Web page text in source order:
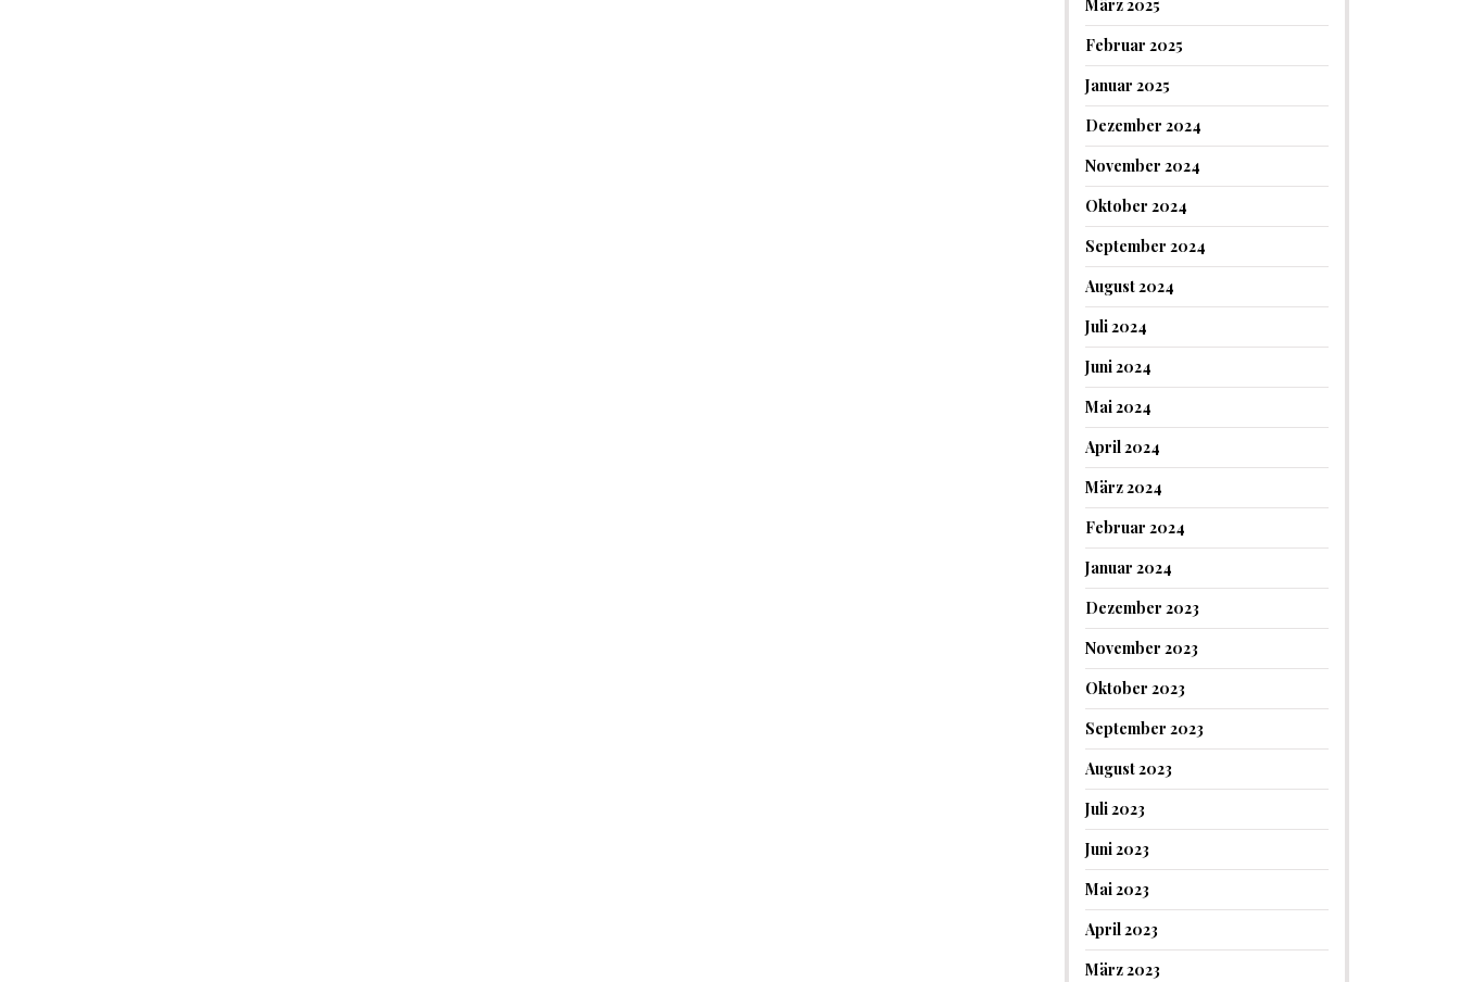
März 2025
Februar 2025
Januar 2025
Dezember 2024
November 2024
Oktober 2024
September 2024
August 2024
Juli 2024
Juni 2024
Mai 2024
April 2024
März 2024
Februar 2024
Januar 2024
Dezember 2023
November 2023
Oktober 2023
September 2023
August 2023
Juli 2023
Juni 2023
Mai 2023
April 2023
März 2023